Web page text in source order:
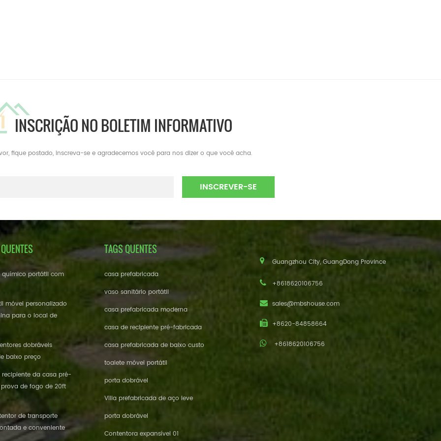
INSCRIÇÃO NO BOLETIM INFORMATIVO
fique postado, inscreva-se e agradecemos você para nos dizer o que você acha.
químico portátil com
móvel personalizado
para o local de
dobráveis
baixo preço
da casa pré-
de fogo de 20ft
de transporte
e conveniente
TAGS QUENTES
casa prefabricada
vaso sanitário portátil
casa prefabricada moderna
casa de recipiente pré-fabricada
casa prefabricada de baixo custo
toalete móvel portátil
porta dobrável
Villa prefabricada de aço leve
porta dobrável
Contentora expansível 01
Guangzhou City, GuangDong Province
+8618620106756
sales@mbshouse.com
+8620-84858664
+8618620106756